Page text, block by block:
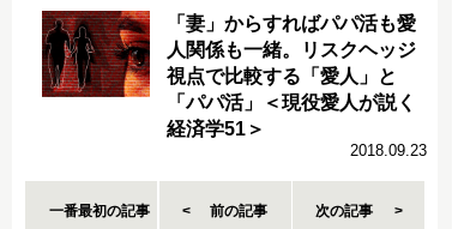
「妻」からすればパパ活も愛
人関係も一緒。リスクヘッジ
視点で比較する「愛人」と
「パパ活」＜現役愛人が説く
経済学51＞
2018.09.23
一番最初の記事 前の記事 次の記事